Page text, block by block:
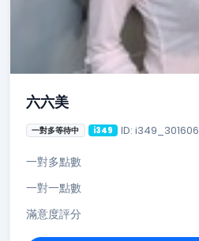
六六美
一對多等待中 i349 ID: i349_301606
一對多點數
一對一點數
滿意度評分